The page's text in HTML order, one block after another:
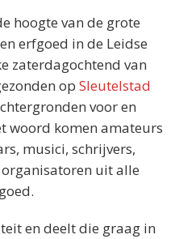
hoogte van de grote
erfgoed in de Leidse
zaterdagochtend van
op Sleutelstad
voor en
woord komen amateurs
musici, schrijvers,
uit alle
en deelt die graag in